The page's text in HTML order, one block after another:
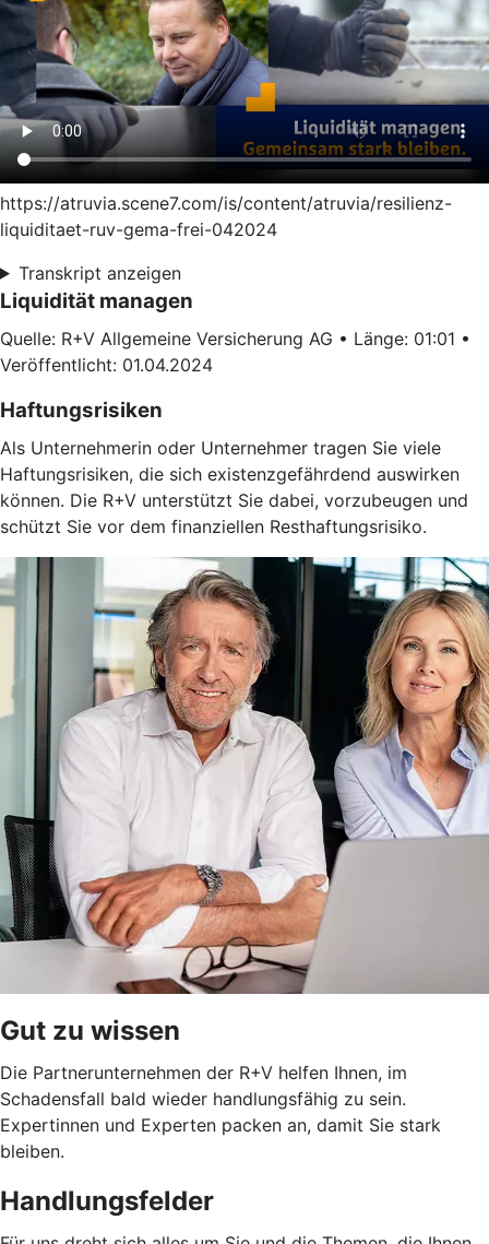
https://atruvia.scene7.com/is/content/atruvia/resilienz-
liquiditaet-ruv-gema-frei-042024
Transkript anzeigen
Liquidität managen
Quelle: R+V Allgemeine Versicherung AG • Länge: 01:01 •
Veröffentlicht: 01.04.2024
Haftungsrisiken
Als Unternehmerin oder Unternehmer tragen Sie viele
Haftungsrisiken, die sich existenzgefährdend auswirken
können. Die R+V unterstützt Sie dabei, vorzubeugen und
schützt Sie vor dem finanziellen Resthaftungsrisiko.
Gut zu wissen
Die Partnerunternehmen der R+V helfen Ihnen, im
Schadensfall bald wieder handlungsfähig zu sein.
Expertinnen und Experten packen an, damit Sie stark
bleiben.
Handlungsfelder